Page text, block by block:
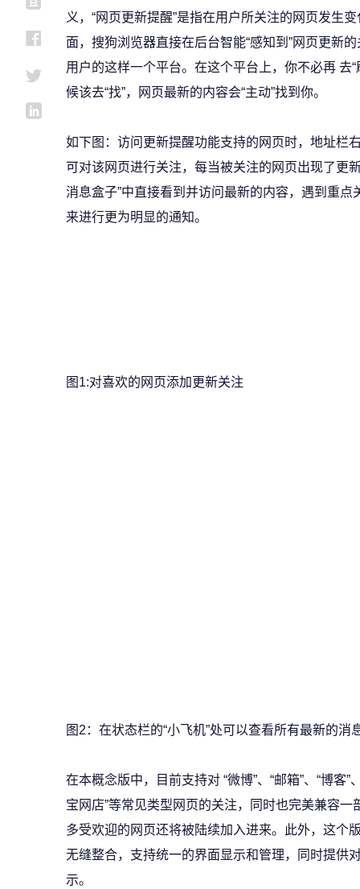
义，“网页更新提醒”是指在用户所关注的网页发生
面，搜狗浏览器直接在后台智能“感知到”网页更新
用户的这样一个平台。在这个平台上，你不必再 去
候该去“找”，网页最新的内容会“主动”找到你。
如下图：访问更新提醒功能支持的网页时，地址栏
可对该网页进行关注，每当被关注的网页出现了更
消息盒子”中直接看到并访问最新的内容，遇到重
来进行更为明显的通知。
图1:对喜欢的网页添加更新关注
图2：在状态栏的“小飞机”处可以查看所有最新的消
在本概念版中，目前支持对 “微博”、“邮箱”、“博客”
宝网店”等常见类型网页的关注，同时也完美兼容
多受欢迎的网页还将被陆续加入进来。此外，这个
无缝整合，支持统一的界面显示和管理，同时提供
示。